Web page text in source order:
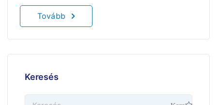
Tovább
Keresés